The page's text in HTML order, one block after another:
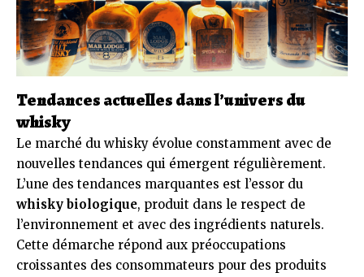
Tendances actuelles dans l’univers du
whisky
Le marché du whisky évolue constamment avec de
nouvelles tendances qui émergent régulièrement.
L’une des tendances marquantes est l’essor du
whisky biologique, produit dans le respect de
l’environnement et avec des ingrédients naturels.
Cette démarche répond aux préoccupations
croissantes des consommateurs pour des produits